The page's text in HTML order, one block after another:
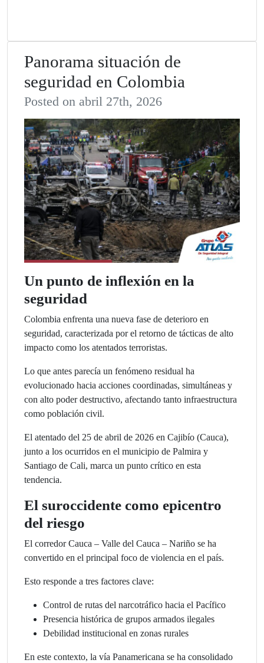
Panorama situación de
seguridad en Colombia
Posted on abril 27th, 2026
Un punto de inflexión en la
seguridad
Colombia enfrenta una nueva fase de deterioro en
seguridad, caracterizada por el retorno de tácticas de alto
impacto como los atentados terroristas.
Lo que antes parecía un fenómeno residual ha
evolucionado hacia acciones coordinadas, simultáneas y
con alto poder destructivo, afectando tanto infraestructura
como población civil.
El atentado del 25 de abril de 2026 en Cajibío (Cauca),
junto a los ocurridos en el municipio de Palmira y
Santiago de Cali, marca un punto crítico en esta
tendencia.
El suroccidente como epicentro
del riesgo
El corredor Cauca – Valle del Cauca – Nariño se ha
convertido en el principal foco de violencia en el país.
Esto responde a tres factores clave:
Control de rutas del narcotráfico hacia el Pacífico
Presencia histórica de grupos armados ilegales
Debilidad institucional en zonas rurales
En este contexto, la vía Panamericana se ha consolidado